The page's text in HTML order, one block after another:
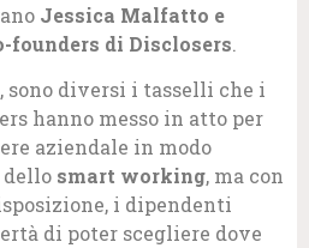
Jessica Malfatto e
founders di Disclosers.
sono diversi i tasselli che i
hanno messo in atto per
aziendale in modo
smart working, ma con
i dipendenti
di poter scegliere dove